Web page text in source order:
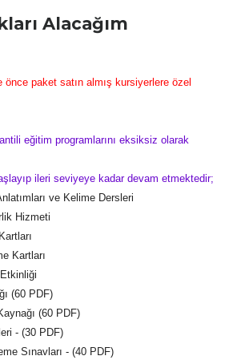
Alacağım
önce paket satın almış kursiyerlere özel
eğitim programlarını eksiksiz olarak
ileri seviyeye kadar devam etmektedir;
ve Kelime Dersleri
Hizmeti
Kartları
(60 PDF)
(60 PDF)
- (30 PDF)
Sınavları - (40 PDF)